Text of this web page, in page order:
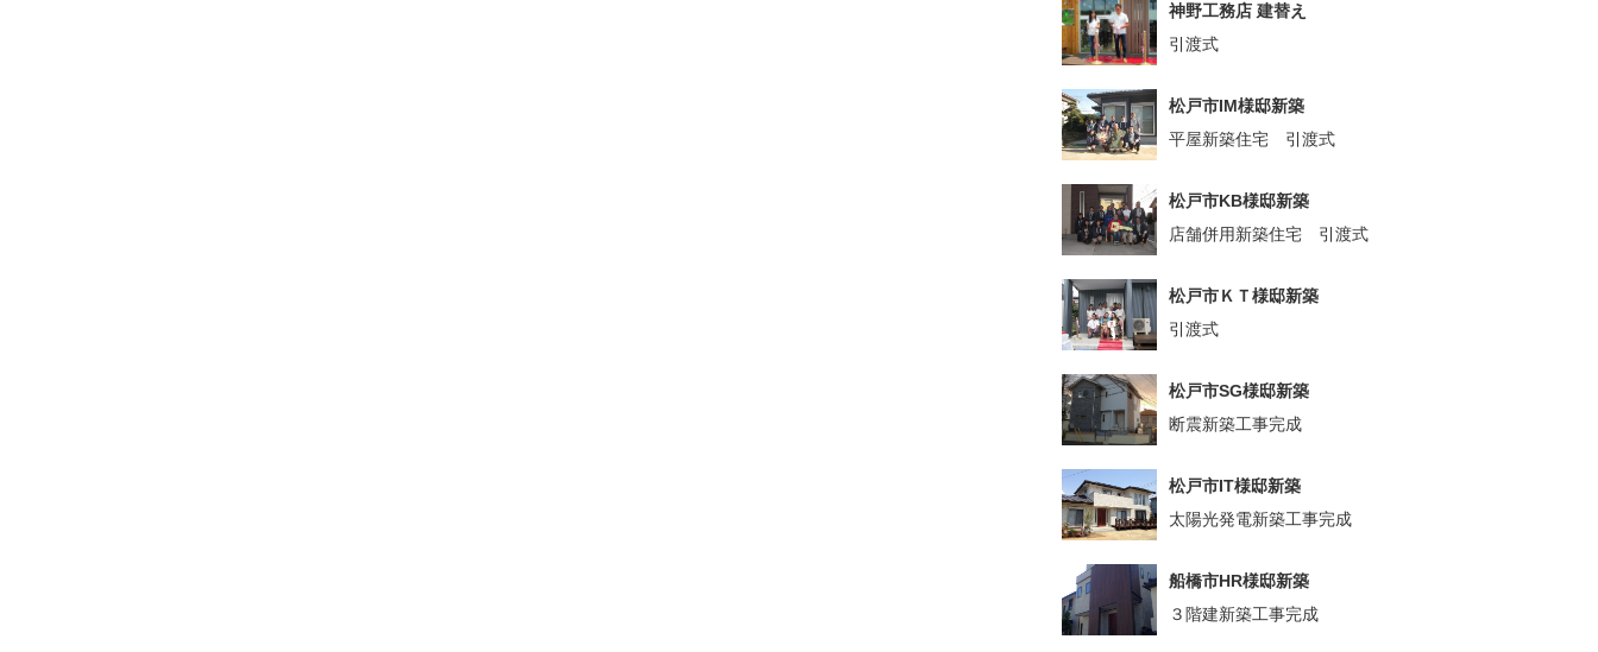
神野工務店 建替え
引渡式
松戸市IM様邸新築
平屋新築住宅 引渡式
松戸市KB様邸新築
店舗併用新築住宅 引渡式
松戸市ＫＴ様邸新築
引渡式
松戸市SG様邸新築
断震新築工事完成
松戸市IT様邸新築
太陽光発電新築工事完成
船橋市HR様邸新築
３階建新築工事完成